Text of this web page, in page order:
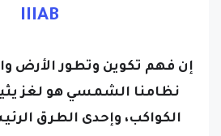
نظامنا الشمسي هو لغز
الكواكب، وإحدى الطرق
اللغز هي دراسة الصخور من